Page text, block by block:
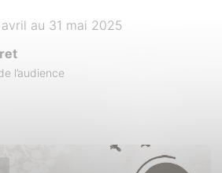
avril au 31 mai 2025
l’audience